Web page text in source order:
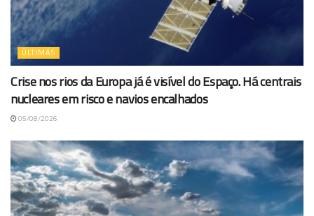
ÚLTIMAS
Crise nos rios da Europa já é visível do Espaço. Há centrais
nucleares em risco e navios encalhados
05/08/2026